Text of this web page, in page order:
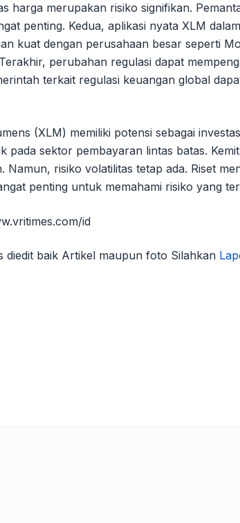
harga merupakan risiko signifikan.
penting. Kedua, aplikasi nyata XLM
kuat dengan perusahaan besar seperti
perubahan regulasi dapat
terkait regulasi keuangan global
(XLM) memiliki potensi sebagai
pada sektor pembayaran lintas batas.
Namun, risiko volatilitas tetap ada. Riset
penting untuk memahami risiko yang
id
diedit baik Artikel maupun foto Silahkan